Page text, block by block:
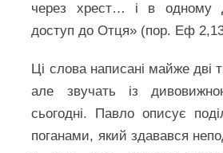
через хрест… і в одному
доступ до Отця» (пор. Еф
Ці слова написані майже дві
але звучать із
сьогодні. Павло описує
поганами, який здавався